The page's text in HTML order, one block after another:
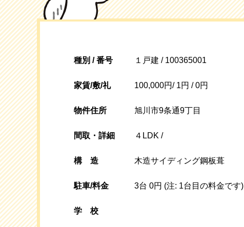
種別 / 番号 １戸建 / 100365001
家賃/敷/礼 100,000円/ 1円 / 0円
物件住所 旭川市9条通9丁目
間取・詳細 ４LDK /
構 造 木造サイディング鋼板葺
駐車/料金 3台 0円 (注: 1台目の料金です)
学校